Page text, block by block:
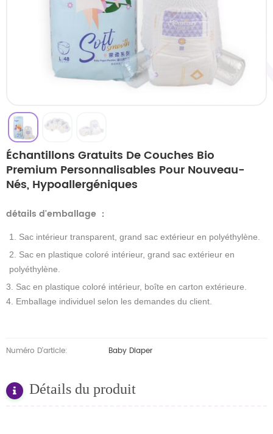
Échantillons Gratuits De Couches Bio
Premium Personnalisables Pour Nouveau-
Nés, Hypoallergéniques
détails d'emballage ：
1. Sac intérieur transparent, grand sac extérieur en polyéthylène.
2. Sac en plastique coloré intérieur, grand sac extérieur en
polyéthylène.
3. Sac en plastique coloré intérieur, boîte en carton extérieure.
4. Emballage individuel selon les demandes du client.
Numéro D'article: Baby Diaper
Détails du produit